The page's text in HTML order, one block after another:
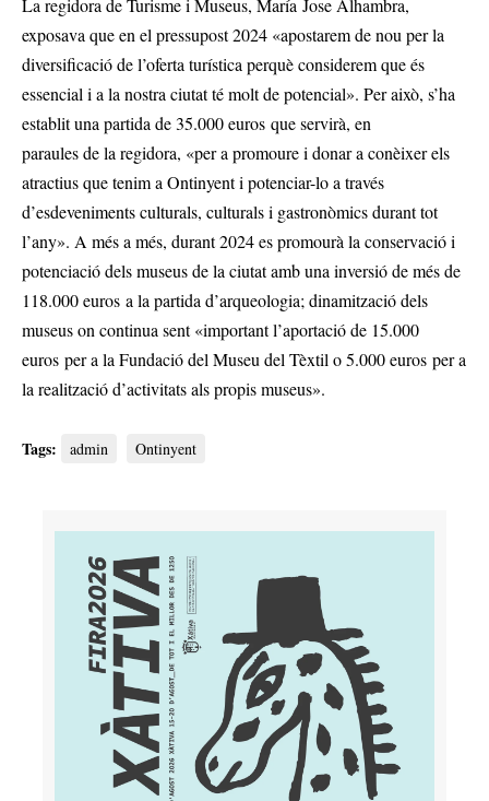
La regidora de Turisme i Museus, María Jose Alhambra,
exposava que en el pressupost 2024 «apostarem de nou per la
diversificació de l’oferta turística perquè considerem que és
essencial i a la nostra ciutat té molt de potencial». Per això, s’ha
establit una partida de 35.000 euros que servirà, en
paraules de la regidora, «per a promoure i donar a conèixer els
atractius que tenim a Ontinyent i potenciar-lo a través
d’esdeveniments culturals, culturals i gastronòmics durant tot
l’any». A més a més, durant 2024 es promourà la conservació i
potenciació dels museus de la ciutat amb una inversió de més de
118.000 euros a la partida d’arqueologia; dinamització dels
museus on continua sent «important l’aportació de 15.000
euros per a la Fundació del Museu del Tèxtil o 5.000 euros per a
la realització d’activitats als propis museus».
Tags: admin Ontinyent